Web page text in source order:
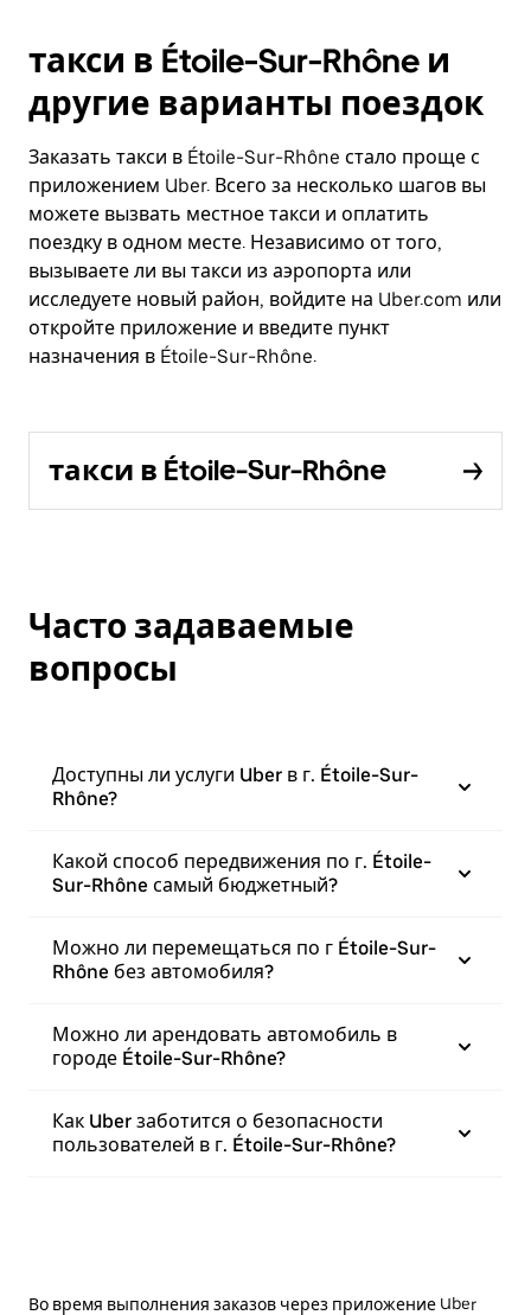
такси в Étoile-Sur-Rhône и
другие варианты поездок
Заказать такси в Étoile-Sur-Rhône стало проще с
приложением Uber. Всего за несколько шагов вы
можете вызвать местное такси и оплатить
поездку в одном месте. Независимо от того,
вызываете ли вы такси из аэропорта или
исследуете новый район, войдите на Uber.com или
откройте приложение и введите пункт
назначения в Étoile-Sur-Rhône.
такси в Étoile-Sur-Rhône
Часто задаваемые
вопросы
Доступны ли услуги Uber в г. Étoile-Sur-
Rhône?
Какой способ передвижения по г. Étoile-
Sur-Rhône самый бюджетный?
Можно ли перемещаться по г Étoile-Sur-
Rhône без автомобиля?
Можно ли арендовать автомобиль в
городе Étoile-Sur-Rhône?
Как Uber заботится о безопасности
пользователей в г. Étoile-Sur-Rhône?
Во время выполнения заказов через приложение Uber